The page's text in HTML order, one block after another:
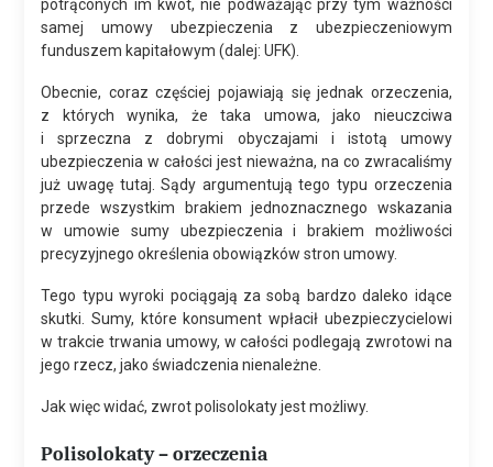
potrąconych im kwot, nie podważając przy tym ważności
samej umowy ubezpieczenia z ubezpieczeniowym
funduszem kapitałowym (dalej: UFK).
Obecnie, coraz częściej pojawiają się jednak orzeczenia,
z których wynika, że taka umowa, jako nieuczciwa
i sprzeczna z dobrymi obyczajami i istotą umowy
ubezpieczenia w całości jest nieważna, na co zwracaliśmy
już uwagę tutaj. Sądy argumentują tego typu orzeczenia
przede wszystkim brakiem jednoznacznego wskazania
w umowie sumy ubezpieczenia i brakiem możliwości
precyzyjnego określenia obowiązków stron umowy.
Tego typu wyroki pociągają za sobą bardzo daleko idące
skutki. Sumy, które konsument wpłacił ubezpieczycielowi
w trakcie trwania umowy, w całości podlegają zwrotowi na
jego rzecz, jako świadczenia nienależne.
Jak więc widać, zwrot polisolokaty jest możliwy.
Polisolokaty – orzeczenia